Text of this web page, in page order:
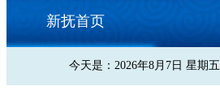
新抚首页
今天是：2026年8月7日 星期五